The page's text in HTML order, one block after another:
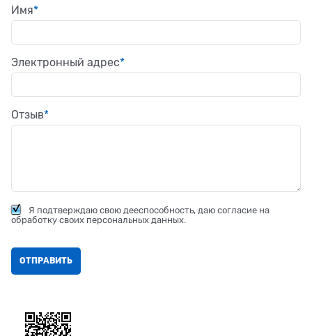
Имя
Электронный адрес
Отзыв
Я подтверждаю свою дееспособность, даю согласие на
обработку своих персональных данных.